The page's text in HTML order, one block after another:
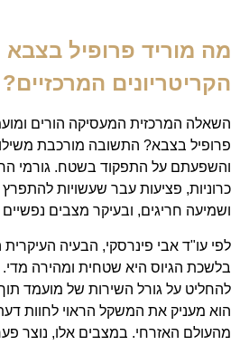
מה מוריד פרופיל בצבא
הקריטריונים המרכזיים?
השאלה המרכזית המעסיקה הורים
פרופיל בצבא? התשובה מורכבת
והשפעתם על התפקוד בשטח. גורמי
כרוניות, פציעות עבר שעשויות להתפרץ
ושמיעה חריגים, ובעיקר מצבים
לפי עו"ד אבי פינרסקי, הבעיה
בלשכת הגיוס היא שטחית ומהירה
להחליט על גורל השירות של מועמד
הוא מעניק את המשקל הראוי לחוות
מהעולם האזרחי. במצבים אלו, נוצר